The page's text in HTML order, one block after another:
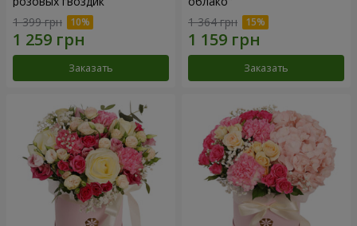
1 399 грн
Заказать
1 364 грн
Заказать